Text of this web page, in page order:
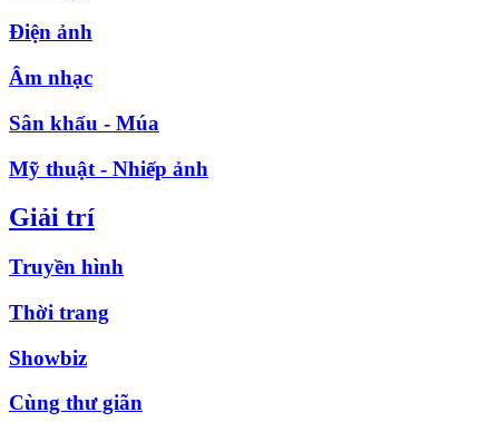
Điện ảnh
Âm nhạc
Sân khấu - Múa
Mỹ thuật - Nhiếp ảnh
Giải trí
Truyền hình
Thời trang
Showbiz
Cùng thư giãn